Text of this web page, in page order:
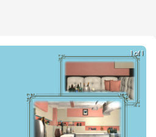
1 of 1